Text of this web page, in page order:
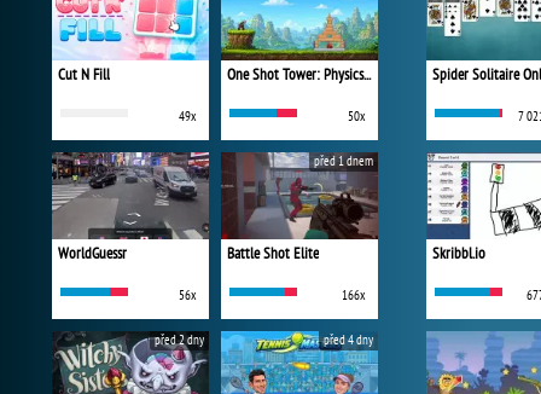
Cut N Fill
49x
One Shot Tower: Physics Destroyer
50x
WorldGuessr
56x
Battle Shot Elite
166x
před 1 dnem
před 2 dny před 4 dny
Spider Solitaire
7
Skribbl.io